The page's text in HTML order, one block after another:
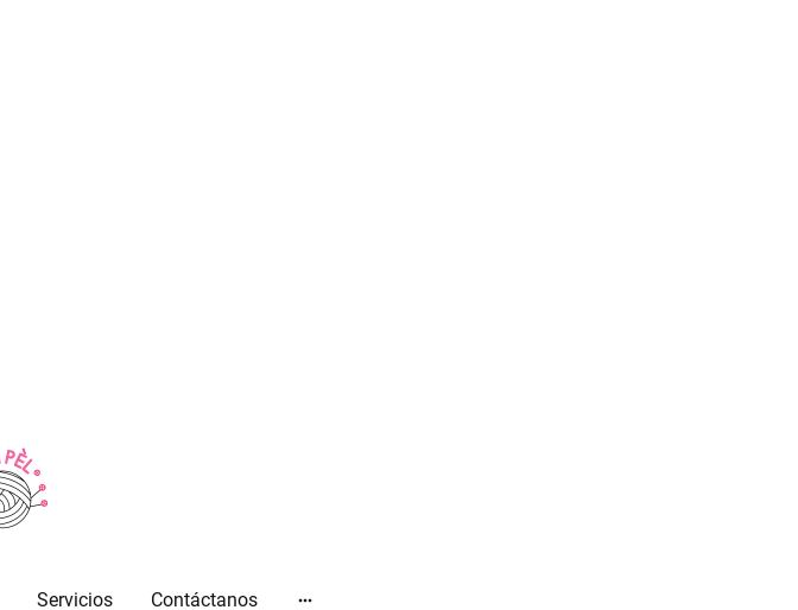
Servicios Contáctanos